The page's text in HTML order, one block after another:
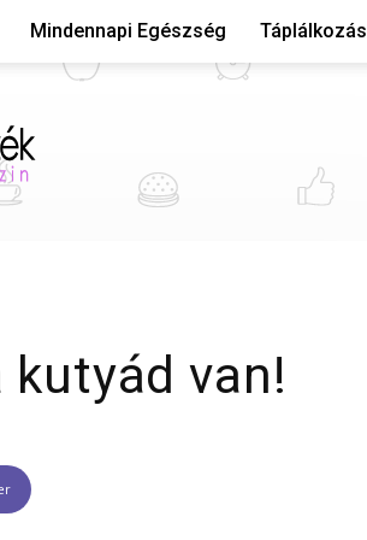
Mindennapi Egészség Táplálkozás
kutyád van!